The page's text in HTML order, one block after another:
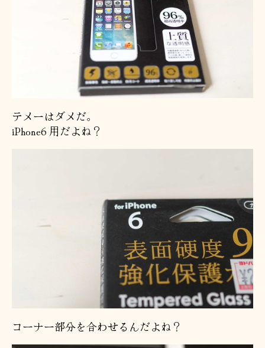
テメーはダメだ。
iPhone6 用だよね？
コーナー部分を合わせるんだよね？